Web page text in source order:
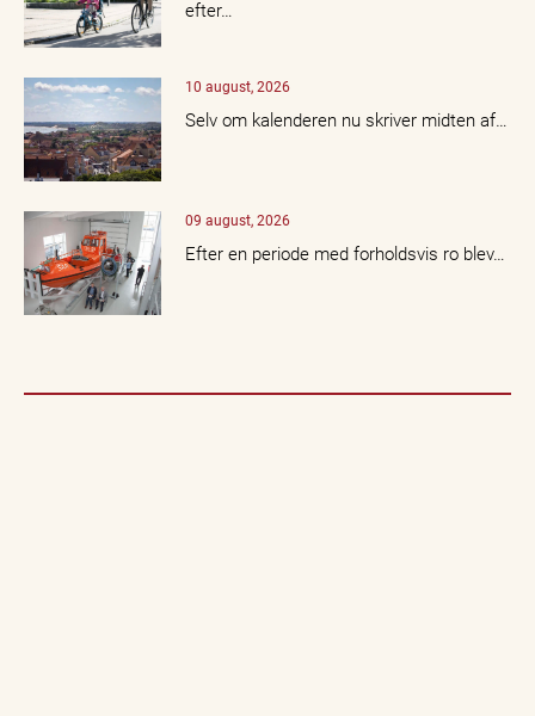
efter…
10 august, 2026
Selv om kalenderen nu skriver midten af…
09 august, 2026
Efter en periode med forholdsvis ro blev…